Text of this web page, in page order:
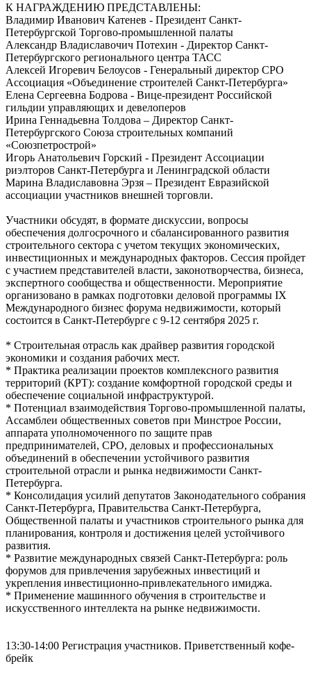
К НАГРАЖДЕНИЮ ПРЕДСТАВЛЕНЫ:
Владимир Иванович Катенев - Президент Санкт-
Петербургской Торгово-промышленной палаты
Александр Владиславочич Потехин - Директор Санкт-
Петербургского регионального центра ТАСС
Алексей Игоревич Белоусов - Генеральный директор СРО
Ассоциация «Объединение строителей Санкт-Петербурга»
Елена Сергеевна Бодрова - Вице-президент Российской
гильдии управляющих и девелоперов
Ирина Геннадьевна Толдова – Директор Санкт-
Петербургского Союза строительных компаний
«Союзпетрострой»
Игорь Анатольевич Горский - Президент Ассоциации
риэлторов Санкт-Петербурга и Ленинградской области
Марина Владиславовна Эрзя – Президент Евразийской
ассоциации участников внешней торговли.
Участники обсудят, в формате дискуссии, вопросы
обеспечения долгосрочного и сбалансированного развития
строительного сектора с учетом текущих экономических,
инвестиционных и международных факторов. Сессия пройдет
с участием представителей власти, законотворчества, бизнеса,
экспертного сообщества и общественности. Мероприятие
организовано в рамках подготовки деловой программы IX
Международного бизнес форума недвижимости, который
состоится в Санкт-Петербурге с 9-12 сентября 2025 г.
* Строительная отрасль как драйвер развития городской
экономики и создания рабочих мест.
* Практика реализации проектов комплексного развития
территорий (КРТ): создание комфортной городской среды и
обеспечение социальной инфраструктурой.
* Потенциал взаимодействия Торгово-промышленной палаты,
Ассамблеи общественных советов при Минстрое России,
аппарата уполномоченного по защите прав
предпринимателей, СРО, деловых и профессиональных
объединений в обеспечении устойчивого развития
строительной отрасли и рынка недвижимости Санкт-
Петербурга.
* Консолидация усилий депутатов Законодательного собрания
Санкт-Петербурга, Правительства Санкт-Петербурга,
Общественной палаты и участников строительного рынка для
планирования, контроля и достижения целей устойчивого
развития.
* Развитие международных связей Санкт-Петербурга: роль
форумов для привлечения зарубежных инвестиций и
укрепления инвестиционно-привлекательного имиджа.
* Применение машинного обучения в строительстве и
искусственного интеллекта на рынке недвижимости.
13:30-14:00 Регистрация участников. Приветственный кофе-
брейк